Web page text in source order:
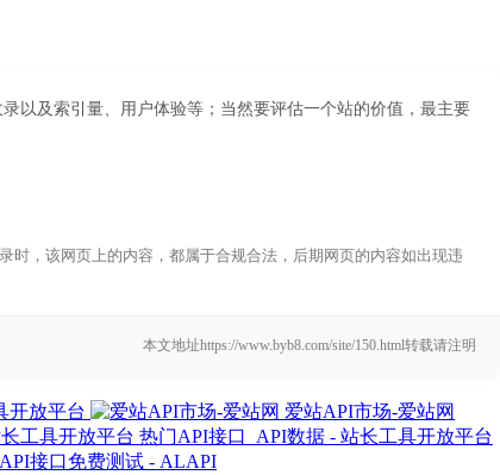
以及索引量、用户体验等；当然要评估一个站的价值，最主要
时，该网页上的内容，都属于合规合法，后期网页的内容如出现违
本文地址https://www.byb8.com/site/150.html转载请注明
开放平台
爱站API市场-爱站网
热门API接口_API数据 - 站长工具开放平台
接口免费测试 - ALAPI